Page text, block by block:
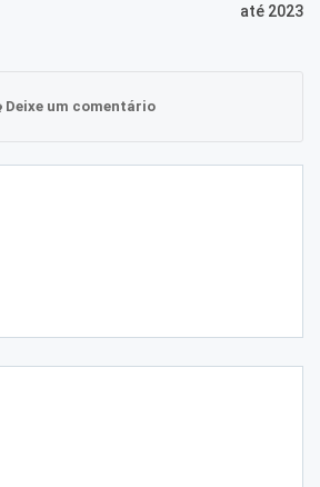
até 2023
Deixe um comentário